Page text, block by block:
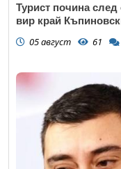
Турист почина
вир край
05 август 61